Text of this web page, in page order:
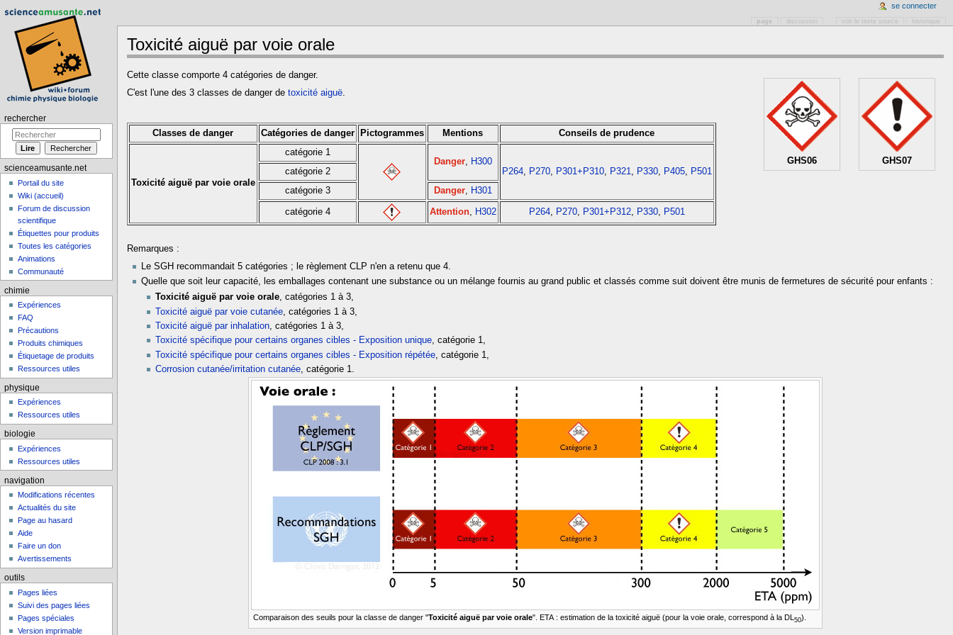
Toxicité aiguë par voie orale
GHS07
GHS06
Cette classe comporte 4 catégories de danger.
C'est l'une des 3 classes de danger de toxicité aiguë.
Classes de danger Catégories de danger Pictogrammes Mentions Conseils de prudence
Toxicité aiguë par voie orale
catégorie 1
Danger, H300
P264, P270, P301+P310, P321, P330, P405, P501
catégorie 2
catégorie 3
Danger, H301
catégorie 4 Attention, H302 P264, P270, P301+P312, P330, P501
Remarques :
Le SGH recommandait 5 catégories ; le règlement CLP n'en a retenu que 4.
Quelle que soit leur capacité, les emballages contenant une substance ou un mélange fournis au grand public et classés comme suit doivent être munis de fermetures de sécurité pour enfants :
Toxicité aiguë par voie orale, catégories 1 à 3,
Toxicité aiguë par voie cutanée , catégories 1 à 3,
Toxicité aiguë par inhalation, catégories 1 à 3,
Toxicité spécifique pour certains organes cibles - Exposition unique, catégorie 1,
Toxicité spécifique pour certains organes cibles - Exposition répétée , catégorie 1,
Corrosion cutanée/irritation cutanée , catégorie 1.
Comparaison des seuils pour la classe de danger "Toxicité aiguë par voie orale". ETA : estimation de la toxicité aiguë (pour la voie orale, correspond à la DL50).
page discussion voir le texte source historique
se connecter
rechercher
scienceamusante.net
Portail du site
Wiki (accueil)
Forum de discussion
scientifique
Étiquettes pour produits
Toutes les catégories
Animations
Communauté
chimie
Expériences
FAQ
Précautions
Produits chimiques
Étiquetage de produits
Ressources utiles
physique
Expériences
Ressources utiles
biologie
Expériences
Ressources utiles
navigation
Modifications récentes
Actualités du site
Page au hasard
Aide
Faire un don
Avertissements
outils
Pages liées
Suivi des pages liées
Pages spéciales
Version imprimable